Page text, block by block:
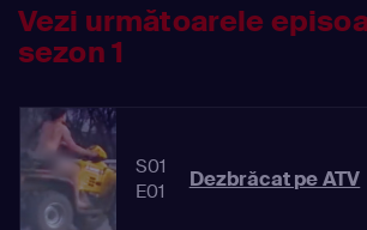
Vezi următoarele
sezon 1
S01
E01
Dezbrăcat pe ATV